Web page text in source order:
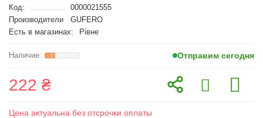
Код:
0000021555
Производители
GUFERO
Есть в магазинах:
Рівне
Отправим сегодня
222 ₴
Цена актуальна без отсрочки оплаты